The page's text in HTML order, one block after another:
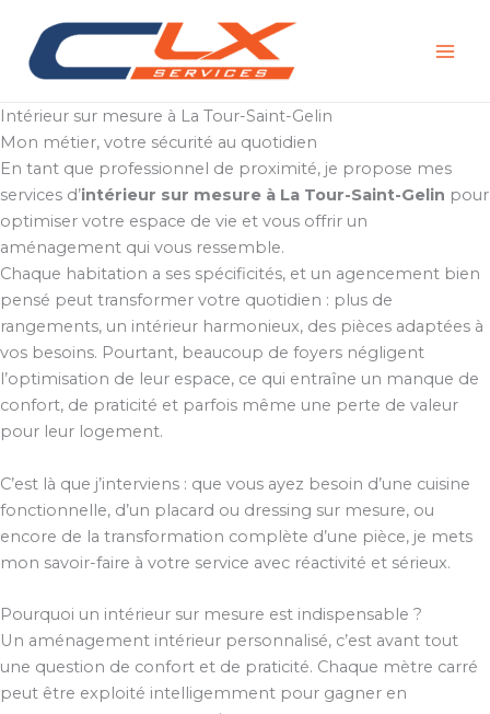
contenu
Intérieur sur mesure à La Tour-Saint-Gelin
Mon métier, votre sécurité au quotidien
En tant que professionnel de proximité, je propose mes
services d’intérieur sur mesure à La Tour-Saint-Gelin pour
optimiser votre espace de vie et vous offrir un
aménagement qui vous ressemble.
Chaque habitation a ses spécificités, et un agencement bien
pensé peut transformer votre quotidien : plus de
rangements, un intérieur harmonieux, des pièces adaptées à
vos besoins. Pourtant, beaucoup de foyers négligent
l’optimisation de leur espace, ce qui entraîne un manque de
confort, de praticité et parfois même une perte de valeur
pour leur logement.
C’est là que j’interviens : que vous ayez besoin d’une cuisine
fonctionnelle, d’un placard ou dressing sur mesure, ou
encore de la transformation complète d’une pièce, je mets
mon savoir-faire à votre service avec réactivité et sérieux.
Pourquoi un intérieur sur mesure est indispensable ?
Un aménagement intérieur personnalisé, c’est avant tout
une question de confort et de praticité. Chaque mètre carré
peut être exploité intelligemment pour gagner en